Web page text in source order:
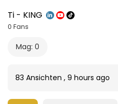
Ti - KING
0 Fans
Mag: 0
83 Ansichten , 9 hours ago